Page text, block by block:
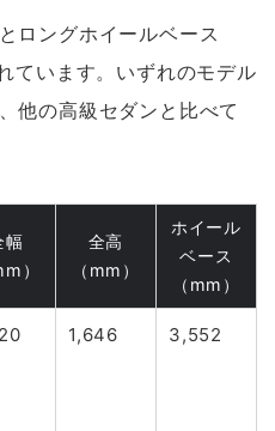
ロングホイールベース
ています。いずれのモデル
他の高級セダンと比べて
幅
）
全高
（mm）
ホイール
ベース
（mm）
1,646 3,552